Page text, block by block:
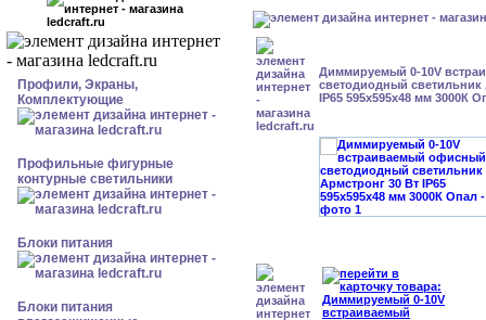
Профили, Экраны,
Комплектующие
Профильные фигурные
контурные светильники
Блоки питания
Блоки питания
Диммируемый 0-10V
светодиодный светильник
IP65 595x595x48 мм 3000К